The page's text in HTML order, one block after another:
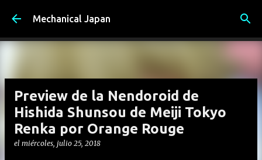
Ir al contenido principal
Mechanical Japan
Preview de la Nendoroid de
Hishida Shunsou de Meiji Tokyo
Renka por Orange Rouge
el miércoles, julio 25, 2018